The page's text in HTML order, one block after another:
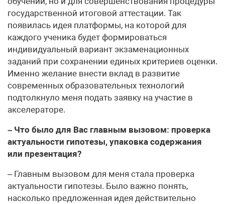
государственной итоговой аттестации. Так
появилась идея платформы, на которой для
каждого ученика будет формироваться
индивидуальный вариант экзаменационных
заданий при сохранении единых критериев оценки.
Именно желание внести вклад в развитие
современных образовательных технологий
подтолкнуло меня подать заявку на участие в
акселераторе.
– Что было для Вас главным вызовом: проверка
актуальности гипотезы, упаковка содержания
или презентация?
– Главным вызовом для меня стала проверка
актуальности гипотезы. Было важно понять,
насколько предложенная идея действительно